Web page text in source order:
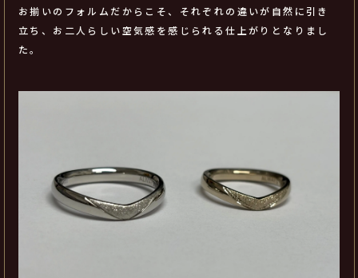
お揃いのフォルムだからこそ、それぞれの違いが自然に引き
立ち、お二人らしい空気感を感じられる仕上がりとなりまし
た。